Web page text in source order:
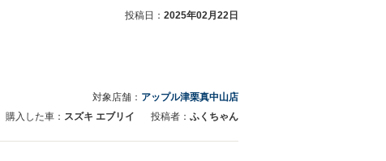
投稿日： 2025年02月22日
対象店舗： アップル津栗真中山店
購入した車： スズキ エブリイ 投稿者： ふくちゃん